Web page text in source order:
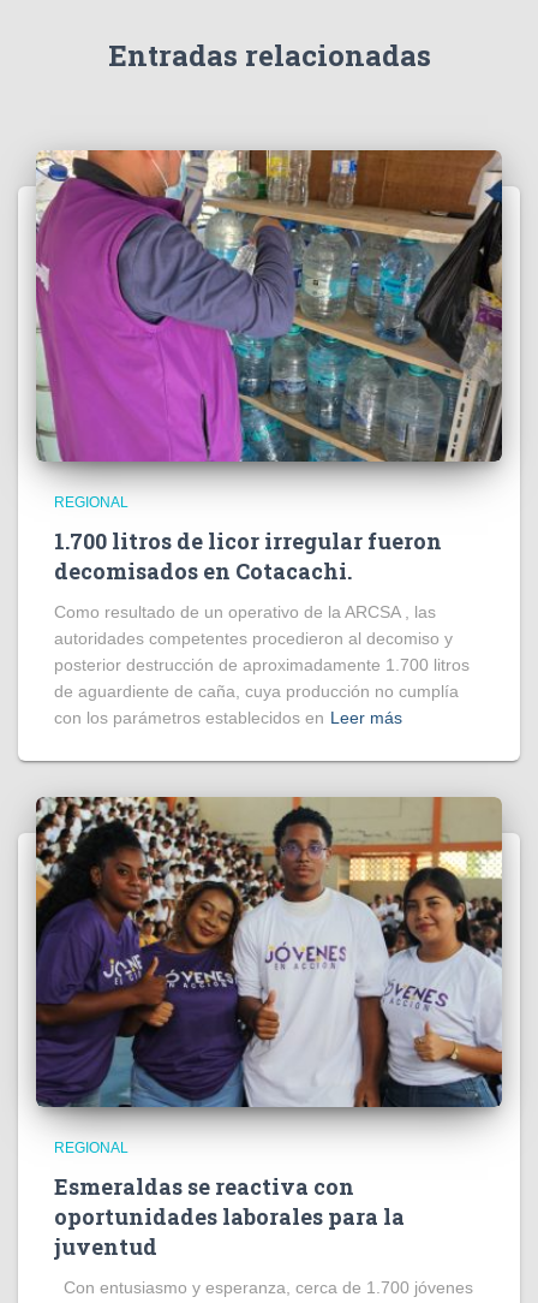
Entradas relacionadas
REGIONAL
1.700 litros de licor irregular fueron
decomisados en Cotacachi.
Como resultado de un operativo de la ARCSA , las
autoridades competentes procedieron al decomiso y
posterior destrucción de aproximadamente 1.700 litros
de aguardiente de caña, cuya producción no cumplía
con los parámetros establecidos en Leer más
REGIONAL
Esmeraldas se reactiva con
oportunidades laborales para la
juventud
Con entusiasmo y esperanza, cerca de 1.700 jóvenes